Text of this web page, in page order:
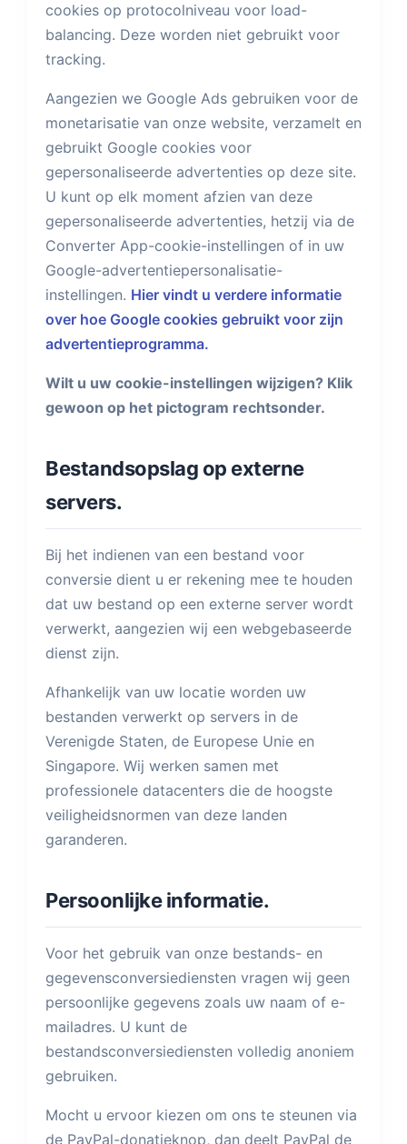
cookies op protocolniveau voor load-
balancing. Deze worden niet gebruikt voor
tracking.
Aangezien we Google Ads gebruiken voor de
monetarisatie van onze website, verzamelt en
gebruikt Google cookies voor
gepersonaliseerde advertenties op deze site.
U kunt op elk moment afzien van deze
gepersonaliseerde advertenties, hetzij via de
Converter App-cookie-instellingen of in uw
Google-advertentiepersonalisatie-
instellingen. Hier vindt u verdere informatie
over hoe Google cookies gebruikt voor zijn
advertentieprogramma.
Wilt u uw cookie-instellingen wijzigen? Klik
gewoon op het pictogram rechtsonder.
Bestandsopslag op externe
servers.
Bij het indienen van een bestand voor
conversie dient u er rekening mee te houden
dat uw bestand op een externe server wordt
verwerkt, aangezien wij een webgebaseerde
dienst zijn.
Afhankelijk van uw locatie worden uw
bestanden verwerkt op servers in de
Verenigde Staten, de Europese Unie en
Singapore. Wij werken samen met
professionele datacenters die de hoogste
veiligheidsnormen van deze landen
garanderen.
Persoonlijke informatie.
Voor het gebruik van onze bestands- en
gegevensconversiediensten vragen wij geen
persoonlijke gegevens zoals uw naam of e-
mailadres. U kunt de
bestandsconversiediensten volledig anoniem
gebruiken.
Mocht u ervoor kiezen om ons te steunen via
de PayPal-donatieknop, dan deelt PayPal de